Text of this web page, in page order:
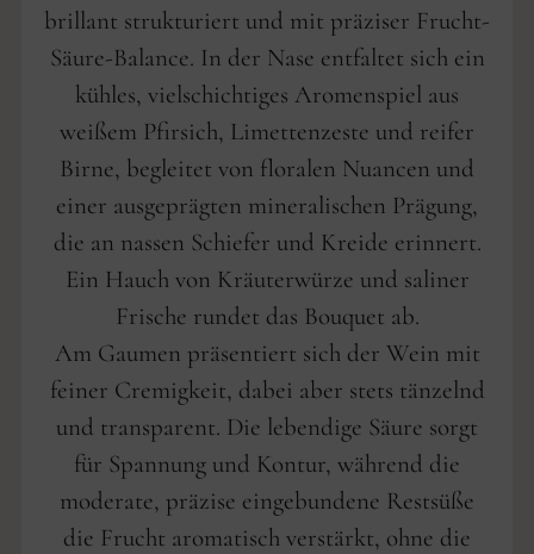
brillant strukturiert und mit präziser Frucht-
Säure-Balance. In der Nase entfaltet sich ein
kühles, vielschichtiges Aromenspiel aus
weißem Pfirsich, Limettenzeste und reifer
Birne, begleitet von floralen Nuancen und
einer ausgeprägten mineralischen Prägung,
die an nassen Schiefer und Kreide erinnert.
Ein Hauch von Kräuterwürze und saliner
Frische rundet das Bouquet ab.
Am Gaumen präsentiert sich der Wein mit
feiner Cremigkeit, dabei aber stets tänzelnd
und transparent. Die lebendige Säure sorgt
für Spannung und Kontur, während die
moderate, präzise eingebundene Restsüße
die Frucht aromatisch verstärkt, ohne die